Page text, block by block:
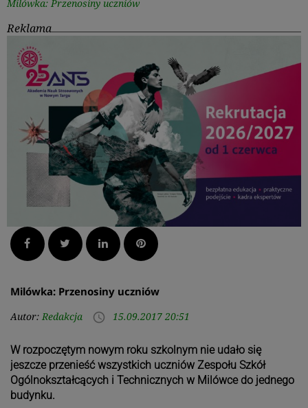
Milówka: Przenosiny uczniów
Reklama
Facebook Twitter LinkedInPinterest
Milówka: Przenosiny uczniów
Autor: Redakcja access_time 15.09.2017 20:51
W rozpoczętym nowym roku szkolnym nie udało się
jeszcze przenieść wszystkich uczniów Zespołu Szkół
Ogólnokształcących i Technicznych w Milówce do jednego
budynku.